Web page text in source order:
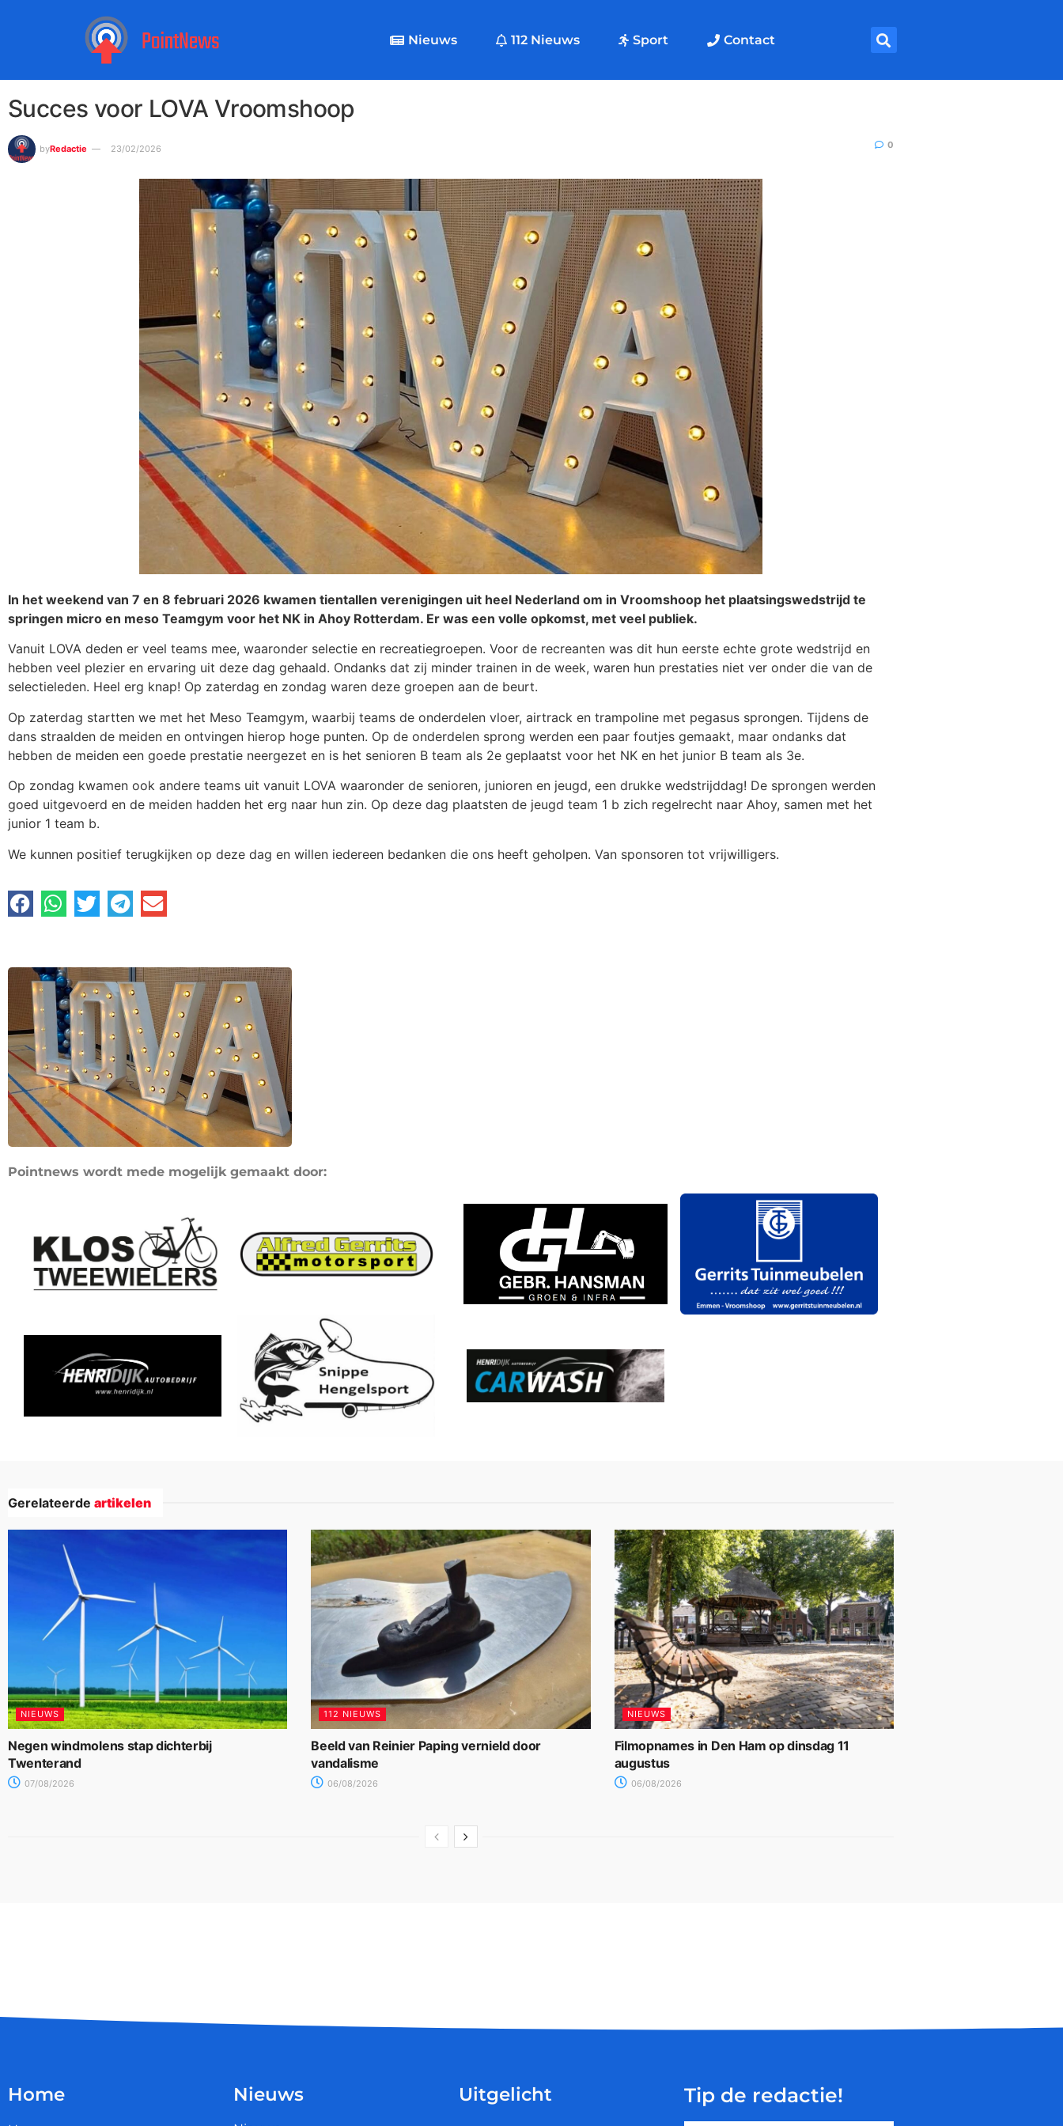
Nieuws 112 Nieuws Sport Contact
Succes voor LOVA Vroomshoop
byRedactie 23/02/2026 0
In het weekend van 7 en 8 februari 2026 kwamen tientallen verenigingen uit heel Nederland om in Vroomshoop het plaatsingswedstrijd te
springen micro en meso Teamgym voor het NK in Ahoy Rotterdam. Er was een volle opkomst, met veel publiek.
Vanuit LOVA deden er veel teams mee, waaronder selectie en recreatiegroepen. Voor de recreanten was dit hun eerste echte grote wedstrijd en
hebben veel plezier en ervaring uit deze dag gehaald. Ondanks dat zij minder trainen in de week, waren hun prestaties niet ver onder die van de
selectieleden. Heel erg knap! Op zaterdag en zondag waren deze groepen aan de beurt.
Op zaterdag startten we met het Meso Teamgym, waarbij teams de onderdelen vloer, airtrack en trampoline met pegasus sprongen. Tijdens de
dans straalden de meiden en ontvingen hierop hoge punten. Op de onderdelen sprong werden een paar foutjes gemaakt, maar ondanks dat
hebben de meiden een goede prestatie neergezet en is het senioren B team als 2e geplaatst voor het NK en het junior B team als 3e.
Op zondag kwamen ook andere teams uit vanuit LOVA waaronder de senioren, junioren en jeugd, een drukke wedstrijddag! De sprongen werden
goed uitgevoerd en de meiden hadden het erg naar hun zin. Op deze dag plaatsten de jeugd team 1 b zich regelrecht naar Ahoy, samen met het
junior 1 team b.
We kunnen positief terugkijken op deze dag en willen iedereen bedanken die ons heeft geholpen. Van sponsoren tot vrijwilligers.
Pointnews wordt mede mogelijk gemaakt door:
Gerelateerde artikelen
NIEUWS
Negen windmolens stap dichterbij
Twenterand
07/08/2026
112 NIEUWS
Beeld van Reinier Paping vernield door
vandalisme
06/08/2026
NIEUWS
Filmopnames in Den Ham op dinsdag 11
augustus
06/08/2026
Home Nieuws Uitgelicht Tip de redactie!